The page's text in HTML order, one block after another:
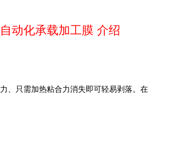
动化承载加工膜 介绍
、只需加热粘合力消失即可轻易剥落。在